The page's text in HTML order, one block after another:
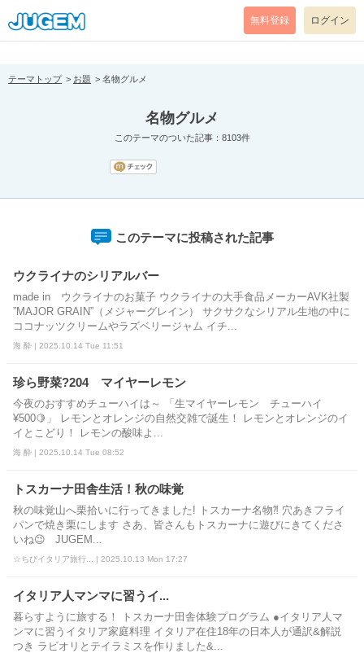
[pear_error: message="Success" code=0 mode=return level=notice
prefix="" info=""]
無料登録 ログイン
テーマトップ お題 名物グルメ
名物グルメ
このテーマのついた記事：8103件
このテーマに投稿された記事
ウクライナのシリアルバー
made in ウクライナのお菓子 ウクライナの大手食品メーカーAVK社製
”MAJOR GRAIN”（メジャーグレイン） サクサクなシリアル生地の中に
ココナッツクリームやラズベリージャム イチ...
海 酔 | 2025.10.14 Tue 11:51
珍ら野菜?204 マイヤーレモン
今夜のおすすめチューハイは～ 「生マイヤーレモン チューハイ
¥500🍋」 レモンとオレンジの自然交雑で誕生！ レモンとオレンジのイ
イとこどり！ レモンの酸味よ...
海 酔 | 2025.10.14 Tue 08:52
トスカーナ田舎生活！秋の味覚
秋の味覚山へ栗拾いに行ってきました! トスカーナ名物⁈ 穴あきフライ
パンで焼き栗にします さあ、皆さんもトスカーナに遊びにきてくださ
いね😉 JUGEM...
☆ちびイタリア旅行... | 2025.10.13 Mon 17:27
イタリア人マンマに習うイ...
暮らすように旅する！ トスカーナ田舎体験プログラム ●イタリア人マ
ンマに習うイタリア家庭料理 イタリア在住18年の日本人が通訳&解説
つき ラビオリとテイラミスを作りました&...